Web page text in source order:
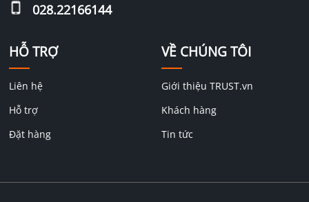
HỖ TRỢ
Liên hệ
Hỗ trợ
Đặt hàng
VỀ CHÚNG TÔI
Giới thiệu TRUST.vn
Khách hàng
Tin tức
028.22166144